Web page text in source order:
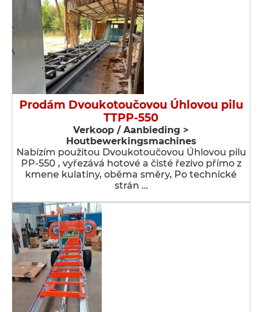
Prodám Dvoukotoučovou Úhlovou pilu
TTPP-550
Verkoop / Aanbieding >
Houtbewerkingsmachines
Nabízím použitou Dvoukotoučovou Úhlovou pilu
PP-550 , vyřezává hotové a čisté řezivo přímo z
kmene kulatiny, oběma směry, Po technické
strán …